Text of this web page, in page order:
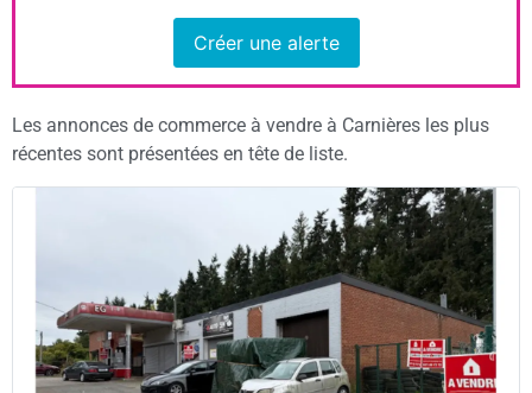
Créer une alerte
Les annonces de commerce à vendre à Carnières les plus
récentes sont présentées en tête de liste.